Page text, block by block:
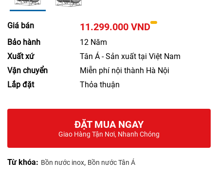
Giá bán 11.299.000 VND
Bảo hành
12 Năm
Xuất xứ
Tân Á - Sản xuất tại Việt Nam
Vận chuyển
Miễn phí nội thành Hà Nội
Lắp đặt
Thỏa thuận
ĐẶT MUA NGAY
Giao Hàng Tận Nơi, Nhanh Chóng
Từ khóa: Bồn nước inox, Bồn nước Tân Á